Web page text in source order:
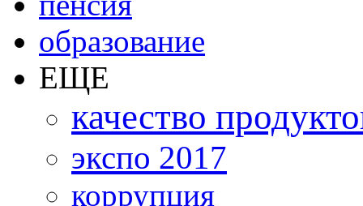
образование
ЕЩЕ
качество
экспо 2017
коррупция